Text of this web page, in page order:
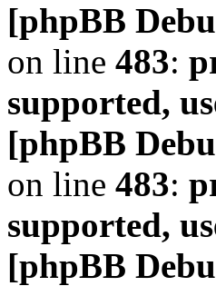
[phpBB
on line 483:
supported,
[phpBB
on line 483:
supported,
[phpBB